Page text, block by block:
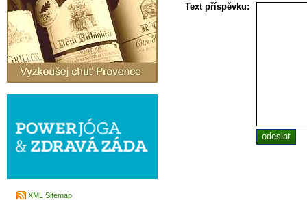
Text příspěvku:
XML Sitemap